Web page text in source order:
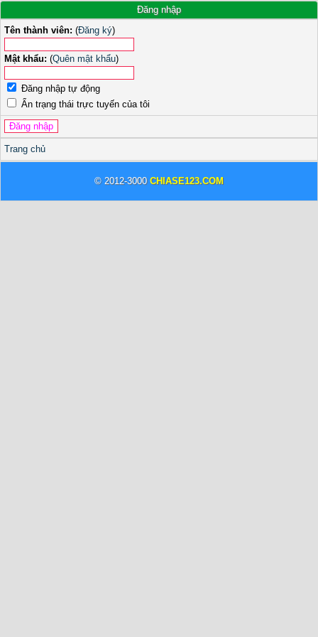
Đăng nhập
Tên thành viên: (Đăng ký)
Mật khẩu: (Quên mật khẩu)
Đăng nhập tự động
Ẩn trạng thái trực tuyến của tôi
Trang chủ
© 2012-3000 CHIASE123.COM